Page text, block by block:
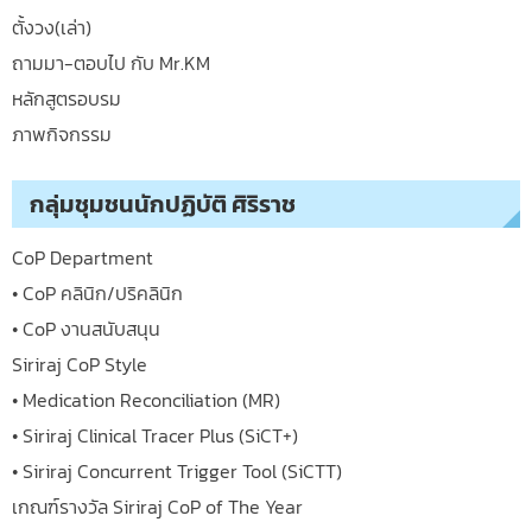
ตั้งวง(เล่า)
ถามมา-ตอบไป กับ Mr.KM
หลักสูตรอบรม
ภาพกิจกรรม
กลุ่มชุมชนนักปฏิบัติ ศิริราช
CoP Department
• CoP คลินิก/ปริคลินิก
• CoP งานสนับสนุน
Siriraj CoP Style
• Medication Reconciliation (MR)
• Siriraj Clinical Tracer Plus (SiCT+)
• Siriraj Concurrent Trigger Tool (SiCTT)
เกณฑ์รางวัล Siriraj CoP of The Year